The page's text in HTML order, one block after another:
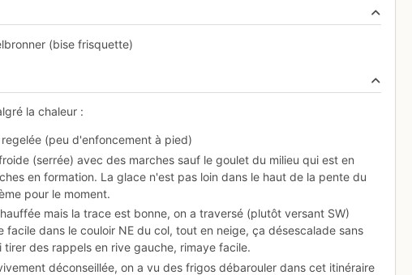
(bise frisquette)
la chaleur :
(peu d'enfoncement à pied)
(serrée) avec des marches sauf le goulet du milieu qui est en
en formation. La glace n'est pas loin dans le haut de la pente du
pour le moment.
mais la trace est bonne, on a traversé (plutôt versant SW)
facile dans le couloir NE du col, tout en neige, ça désescalade sans
des rappels en rive gauche, rimaye facile.
déconseillée, on a vu des frigos débarouler dans cet itinéraire